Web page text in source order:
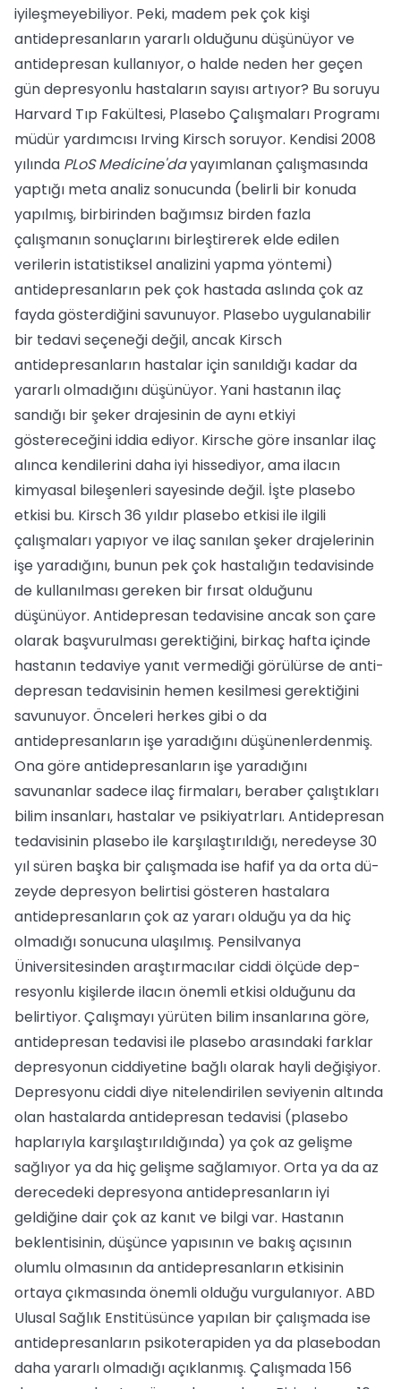
iyileşmeyebiliyor. Pe­ki, madem pek çok kişi
antidepresanların yararlı olduğunu düşünüyor ve
antidepresan kullanıyor, o halde neden her geçen
gün depresyonlu hastaların sayısı artıyor? Bu soruyu
Harvard Tıp Fakültesi, Plasebo Çalışmaları Programı
müdür yardımcısı Irving Kirsch soruyor. Kendisi 2008
yılın­da PLoS Medicine'dayayımlanan çalışma­sında
yaptığı meta analiz sonucunda (be­lirli bir konuda
yapılmış, birbirinden ba­ğımsız birden fazla
çalışmanın sonuçları­nı birleştirerek elde edilen
verilerin istatis­tiksel analizini yapma yöntemi)
antidep­resanların pek çok hastada aslında çok az
fayda gösterdiğini savunuyor. Plasebo uy­gulanabilir
bir tedavi seçeneği değil, ancak Kirsch
antidepresanların hastalar için sa­nıldığı kadar da
yararlı olmadığını düşü­nüyor. Yani hastanın ilaç
sandığı bir şeker drajesinin de aynı etkiyi
göstereceğini id­dia ediyor. Kirsche göre insanlar ilaç
alın­ca kendilerini daha iyi hissediyor, ama ila­cın
kimyasal bileşenleri sayesinde değil. İşte plasebo
etkisi bu. Kirsch 36 yıldır pla­sebo etkisi ile ilgili
çalışmaları yapıyor ve ilaç sanılan şeker drajelerinin
işe yaradığını, bunun pek çok hastalığın tedavisin­de
de kullanılması gereken bir fırsat oldu­ğunu
düşünüyor. Antidepresan tedavisi­ne ancak son çare
olarak başvurulması ge­rektiğini, birkaç hafta içinde
hastanın te­daviye yanıt vermediği görülürse de anti­
depresan tedavisinin hemen kesilmesi ge­rektiğini
savunuyor. Önceleri herkes gibi o da
antidepresanların işe yaradığını düşünenlerdenmiş.
Ona göre antidepresan­ların işe yaradığını
savunanlar sadece ilaç firmaları, beraber çalıştıkları
bilim insan­ları, hastalar ve psikiyatrları. Antidepresan
tedavisinin plasebo ile karşılaştırıldığı, neredeyse 30
yıl süren başka bir çalışmada ise hafif ya da orta dü­
zeyde depresyon belirtisi gösteren hastala­ra
antidepresanların çok az yararı olduğu ya da hiç
olmadığı sonucuna ulaşılmış. Pensilvanya
Üniversitesinden araştırmacılar ciddi ölçüde dep-
resyonlu kişilerde ilacın önemli etkisi olduğunu da
belirtiyor. Çalışmayı yürüten bilim insanlarına gö­re,
antidepresan tedavisi ile plasebo arasındaki fark­lar
depresyonun ciddiyetine bağlı olarak hayli deği­şiyor.
Depresyonu ciddi diye nitelendirilen seviyenin altında
olan hastalarda antidepresan tedavisi (plase­bo
haplarıyla karşılaştırıldığında) ya çok az gelişme
sağlıyor ya da hiç gelişme sağlamıyor. Orta ya da az
derecedeki depresyona antidepresanların iyi
geldiği­ne dair çok az kanıt ve bilgi var. Hastanın
beklentisi­nin, düşünce yapısının ve bakış açısının
olumlu ol­masının da antidepresanların etkisinin
ortaya çık­masında önemli olduğu vurgulanıyor. ABD
Ulusal Sağlık Enstitüsünce yapılan bir çalış­mada ise
antidepresanların psikoterapiden ya da plasebodan
daha yararlı olmadığı açıklanmış. Çalışma­da 156